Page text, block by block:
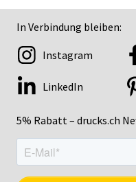
In Verbindung bleiben:
5% Rabatt – drucks.ch
Instagram
LinkedIn